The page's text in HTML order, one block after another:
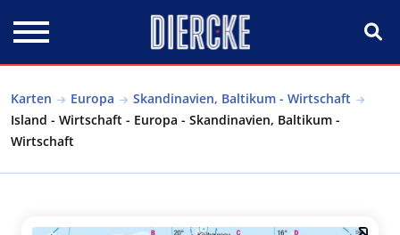
Karten Europa
Skandinavien, Baltikum - Wirtschaft
Island - Wirtschaft - Europa - Skandinavien, Baltikum -
Wirtschaft